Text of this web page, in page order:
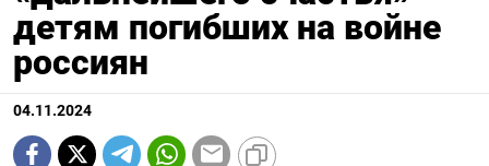
детям погибших на войне
россиян
04.11.2024